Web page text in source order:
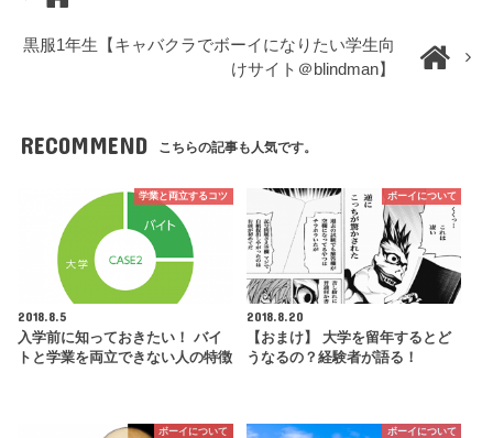
黒服1年生【キャバクラでボーイになりたい学生向
けサイト＠blindman】
RECOMMEND こちらの記事も人気です。
学業と両立するコツ
2018.8.5
入学前に知っておきたい！ バイ
トと学業を両立できない人の特徴
ボーイについて
2018.8.20
【おまけ】 大学を留年するとど
うなるの？経験者が語る！
ボーイについて ボーイについて